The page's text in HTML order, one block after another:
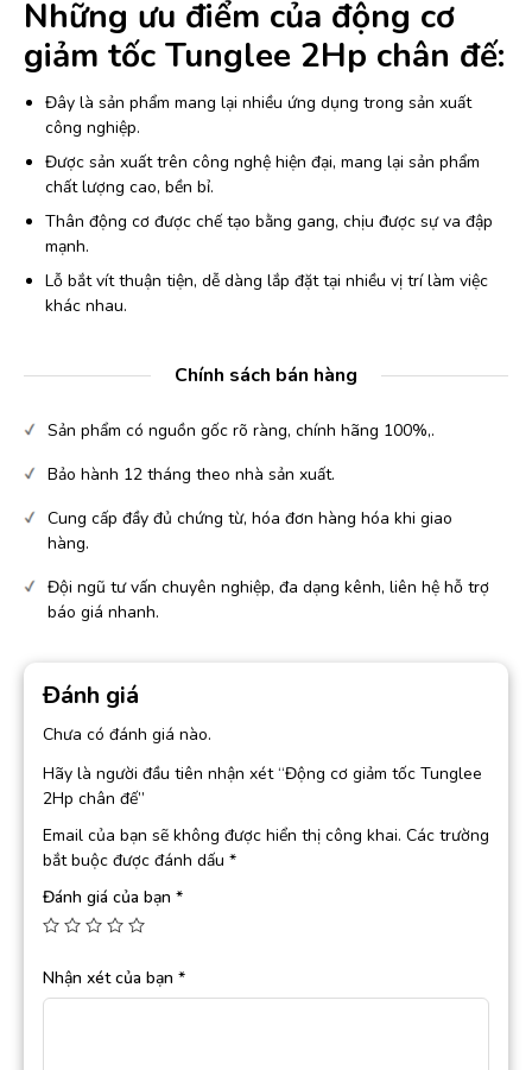
Những ưu điểm của động cơ
giảm tốc Tunglee 2Hp chân đế:
Đây là sản phẩm mang lại nhiều ứng dụng trong sản xuất
công nghiệp.
Được sản xuất trên công nghệ hiện đại, mang lại sản phẩm
chất lượng cao, bền bỉ.
Thân động cơ được chế tạo bằng gang, chịu được sự va đập
mạnh.
Lỗ bắt vít thuận tiện, dễ dàng lắp đặt tại nhiều vị trí làm việc
khác nhau.
Chính sách bán hàng
Sản phẩm có nguồn gốc rõ ràng, chính hãng 100%,.
Bảo hành 12 tháng theo nhà sản xuất.
Cung cấp đầy đủ chứng từ, hóa đơn hàng hóa khi giao
hàng.
Đội ngũ tư vấn chuyên nghiệp, đa dạng kênh, liên hệ hỗ trợ
báo giá nhanh.
Đánh giá
Chưa có đánh giá nào.
Hãy là người đầu tiên nhận xét “Động cơ giảm tốc Tunglee
2Hp chân đế”
Email của bạn sẽ không được hiển thị công khai. Các trường
bắt buộc được đánh dấu *
Đánh giá của bạn *
Nhận xét của bạn *